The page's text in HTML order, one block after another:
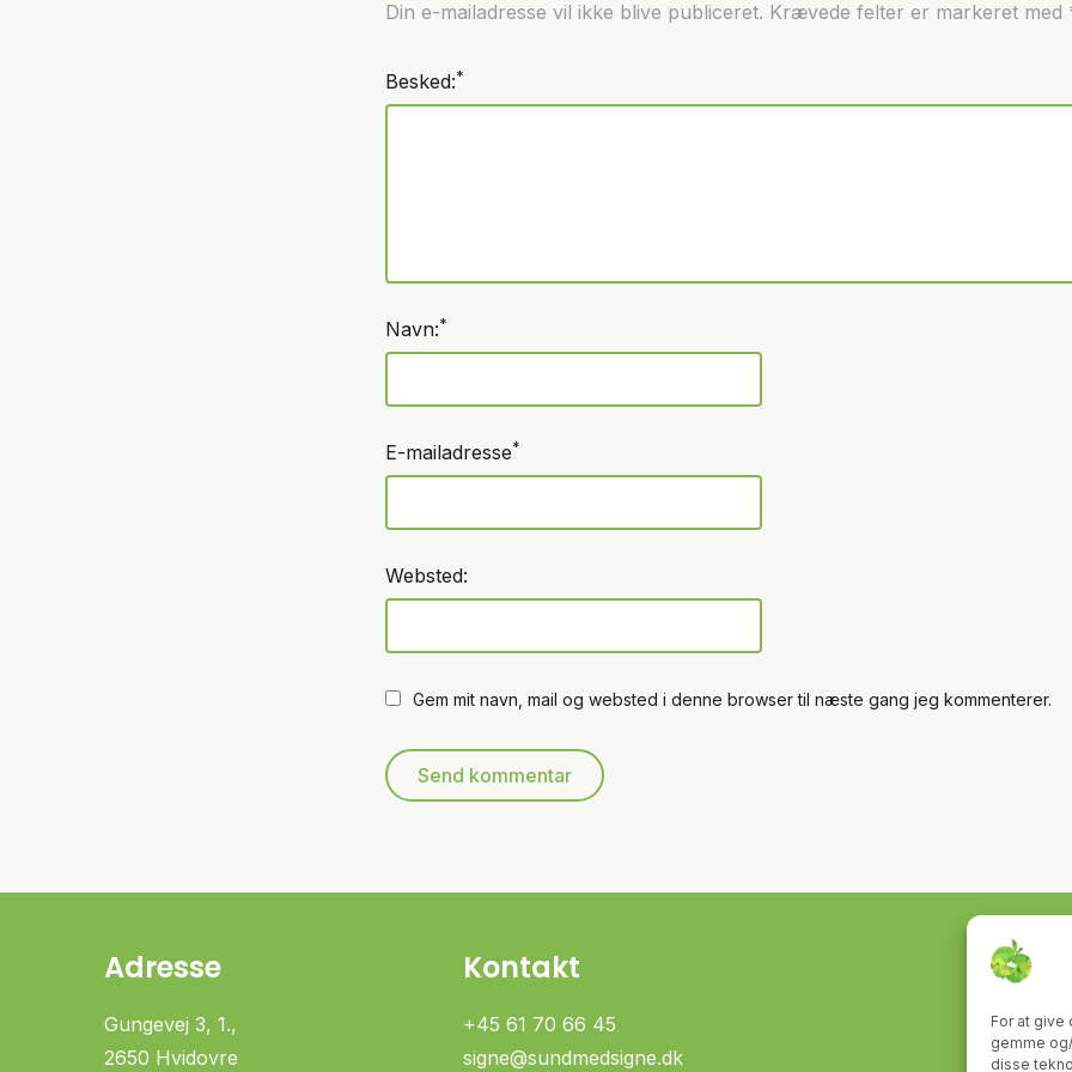
For at
gemme
disse
Din e-mailadresse vil ikke blive publiceret. Krævede felter er markeret med
Besked:*
Navn:*
E-mailadresse*
Websted:
Gem mit navn, mail og websted i denne browser til næste gang jeg kommenterer.
Adresse
Gungevej 3, 1.,
2650 Hvidovre
Kontakt
+45 61 70 66 45
signe@sundmedsigne.dk